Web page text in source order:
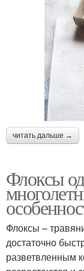
читать дальше →
Флоксы
Флоксы –
достаточно
разветвленным